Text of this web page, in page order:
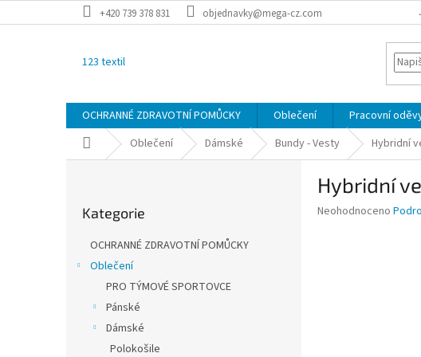
na
+420 739 378 831 objednavky@mega-cz.com
123 textil
OCHRANNÉ ZDRAVOTNÍ POMŮCKY Oblečení Pracovní
Domů Oblečení Dámské Bundy - Vesty Hybridní
kategorie
Kategorie
OCHRANNÉ ZDRAVOTNÍ POMŮCKY
Oblečení
PRO TÝMOVÉ SPORTOVCE
Pánské
Dámské
Polokošile
Hybridní
Průměrné
Neohodnoceno